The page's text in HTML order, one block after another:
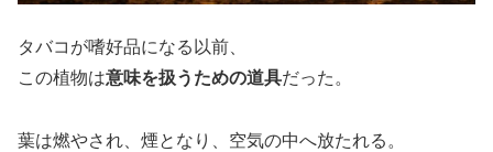
タバコが嗜好品になる以前、
この植物は意味を扱うための道具だった。
葉は燃やされ、煙となり、空気の中へ放たれる。